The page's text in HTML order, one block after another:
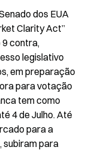
dos EUA
Clarity Act”
9 contra,
legislativo
em preparação
para votação
tem como
4 de Julho. Até
para a
subiram para